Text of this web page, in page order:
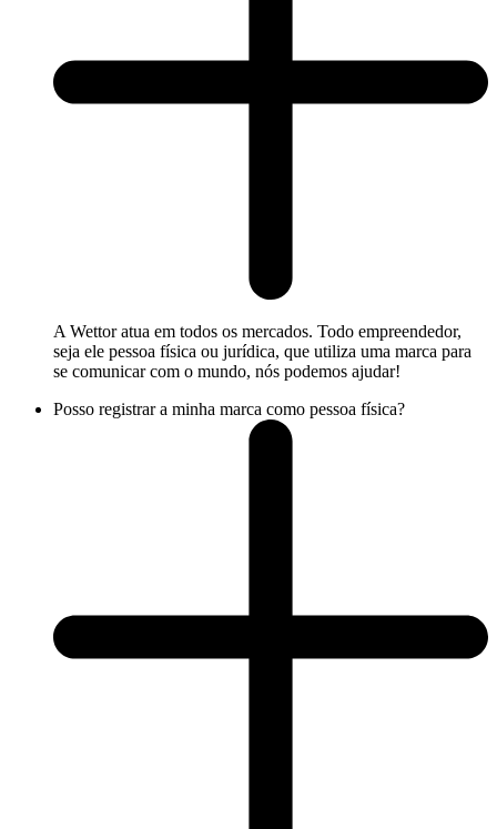
A Wettor atua em todos os mercados. Todo empreendedor,
seja ele pessoa física ou jurídica, que utiliza uma marca para
se comunicar com o mundo, nós podemos ajudar!
Posso registrar a minha marca como pessoa física?